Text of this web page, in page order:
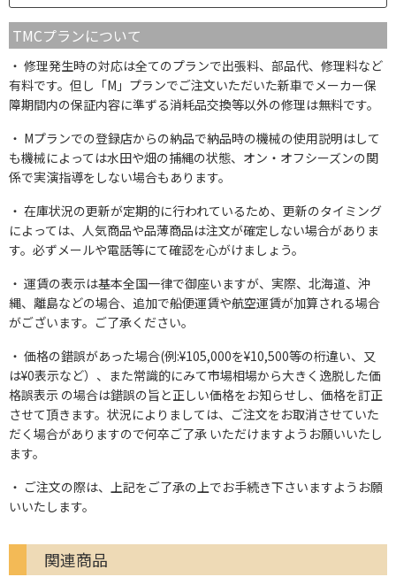
TMCプランについて
修理発生時の対応は全てのプランで出張料、部品代、修理料など
有料です。但し「M」プランでご注文いただいた新車でメーカー保
障期間内の保証内容に準ずる消耗品交換等以外の修理は無料です。
Mプランでの登録店からの納品で納品時の機械の使用説明はして
も機械によっては水田や畑の捕縄の状態、オン・オフシーズンの関
係で実演指導をしない場合もあります。
在庫状況の更新が定期的に行われているため、更新のタイミング
によっては、人気商品や品薄商品は注文が確定しない場合がありま
す。必ずメールや電話等にて確認を心がけましょう。
運賃の表示は基本全国一律で御座いますが、実際、北海道、沖
縄、離島などの場合、追加で船便運賃や航空運賃が加算される場合
がございます。ご了承ください。
価格の錯誤があった場合(例:¥105,000を¥10,500等の桁違い、又
は¥0表示など）、また常識的にみて市場相場から大きく逸脱した価
格誤表示 の場合は錯誤の旨と正しい価格をお知らせし、価格を訂正
させて頂きます。状況によりましては、ご注文をお取消させていた
だく場合がありますので何卒ご了承 いただけますようお願いいたし
ます。
ご注文の際は、上記をご了承の上でお手続き下さいますようお願
いいたします。
関連商品